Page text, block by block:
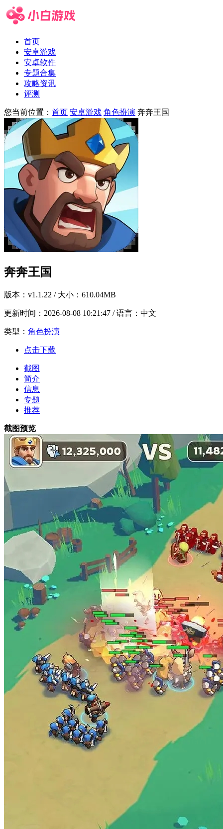
首页
安卓游戏
安卓软件
专题合集
攻略资讯
评测
您当前位置： 首页 安卓游戏 角色扮演 奔奔王国
奔奔王国
版本： v1.1.22 / 大小：610.04MB
更新时间： 2026-08-08 10:21:47 / 语言：中文
类型： 角色扮演
点击下载
截图
简介
信息
专题
推荐
截图预览